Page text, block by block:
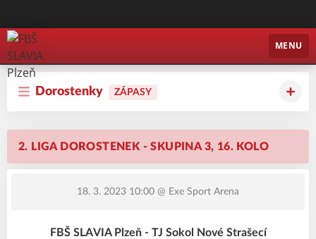
FBŠ SLAVIA Plzeň
MENU
Dorostenky ZÁPASY
2. LIGA DOROSTENEK - SKUPINA 3, 16. KOLO
18. 3. 2023 10:00 @ Exe Sport Arena
FBŠ SLAVIA Plzeň - TJ Sokol Nové Strašecí